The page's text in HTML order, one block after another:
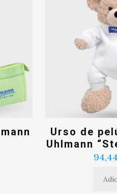
Urso de
Uhlmann